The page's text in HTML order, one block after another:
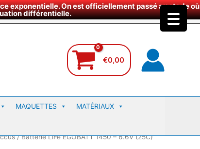
exponentielle. On est officiellement passé au stade où
différentielle.
€0,00
MAQUETTES MATÉRIAUX
/ Batterie LiFe EGOBATT 1450 – 6.6V (25C)